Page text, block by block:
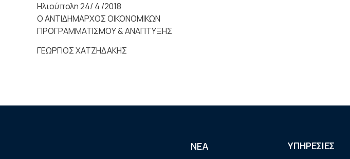
Ηλιούπολη 24/ 4 /2018
Ο ΑΝΤΙΔΗΜΑΡΧΟΣ ΟΙΚΟΝΟΜΙΚΩΝ
ΠΡΟΓΡΑΜΜΑΤΙΣΜΟΥ & ΑΝΑΠΤΥΞΗΣ
ΓΕΩΡΓΙΟΣ ΧΑΤΖΗΔΑΚΗΣ
ΝΕΑ ΥΠΗΡΕΣΙΕΣ